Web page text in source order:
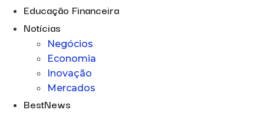
Educação Financeira
Notícias
Negócios
Economia
Inovação
Mercados
BestNews